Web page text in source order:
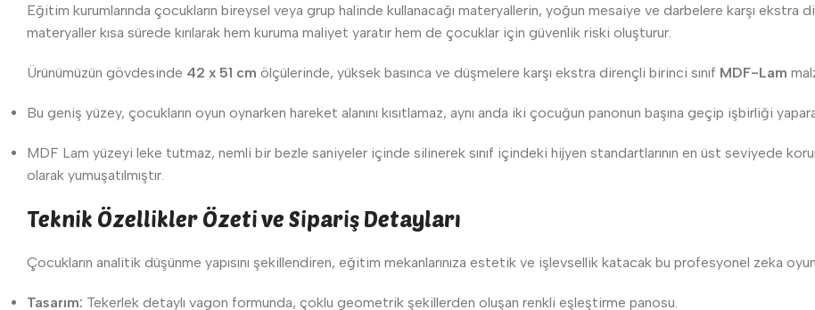
Eğitim kurumlarında çocukların bireysel veya grup halinde kullanacağı materyallerin, yoğun mesaiye ve darbelere karşı ekstra
materyaller kısa sürede kırılarak hem kuruma maliyet yaratır hem de çocuklar için güvenlik riski oluşturur.
Ürünümüzün gövdesinde 42 x 51 cm ölçülerinde, yüksek basınca ve düşmelere karşı ekstra dirençli birinci sınıf MDF-Lam
Bu geniş yüzey, çocukların oyun oynarken hareket alanını kısıtlamaz, aynı anda iki çocuğun panonun başına geçip işbirliği
MDF Lam yüzeyi leke tutmaz, nemli bir bezle saniyeler içinde silinerek sınıf içindeki hijyen standartlarının en üst seviyede
olarak yumuşatılmıştır.
Teknik Özellikler Özeti ve Sipariş Detayları
Çocukların analitik düşünme yapısını şekillendiren, eğitim mekanlarınıza estetik ve işlevsellik katacak bu profesyonel zeka
Tasarım: Tekerlek detaylı vagon formunda, çoklu geometrik şekillerden oluşan renkli eşleştirme panosu.